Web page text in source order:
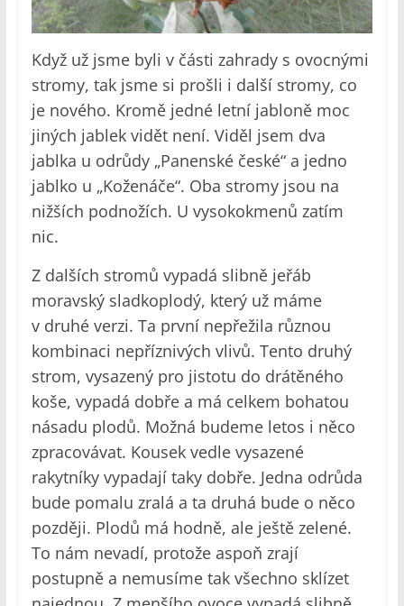
Když už jsme byli v části zahrady s ovocnými
stromy, tak jsme si prošli i další stromy, co
je nového. Kromě jedné letní jabloně moc
jiných jablek vidět není. Viděl jsem dva
jablka u odrůdy „Panenské české“ a jedno
jablko u „Koženáče“. Oba stromy jsou na
nižších podnožích. U vysokokmenů zatím
nic.
Z dalších stromů vypadá slibně jeřáb
moravský sladkoplodý, který už máme
v druhé verzi. Ta první nepřežila různou
kombinaci nepříznivých vlivů. Tento druhý
strom, vysazený pro jistotu do drátěného
koše, vypadá dobře a má celkem bohatou
násadu plodů. Možná budeme letos i něco
zpracovávat. Kousek vedle vysazené
rakytníky vypadají taky dobře. Jedna odrůda
bude pomalu zralá a ta druhá bude o něco
později. Plodů má hodně, ale ještě zelené.
To nám nevadí, protože aspoň zrají
postupně a nemusíme tak všechno sklízet